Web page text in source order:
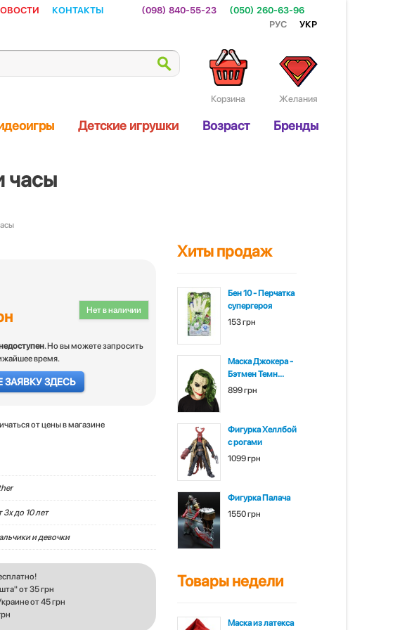
Контакты (098) 840-55-23
(050) 260-63-96
Рус
Укр
Желания
Корзина
Детские игрушки Возраст Бренды
часы
Нет в наличии
. Но вы можете запросить
время.
ЗАЯВКУ ЗДЕСЬ
от цены в магазине
3х до 10 лет
и девочки
от 35 грн
от 45 грн
Хиты продаж
Бен 10 - Перчатка
супергероя
153 грн
Маска Джокера -
Бэтмен Темн...
899 грн
Фигурка Хеллбой
с рогами
1099 грн
Фигурка Палача
1550 грн
Товары недели
Маска из латекса